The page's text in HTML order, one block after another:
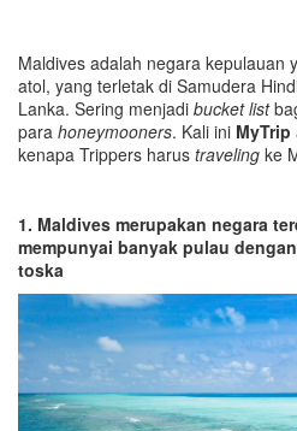
Maldives adalah negara kepulauan
atol, yang terletak di Samudera
Lanka. Sering menjadi bucket list
para honeymooners. Kali ini MyTrip
kenapa Trippers harus traveling ke
1. Maldives merupakan negara
mempunyai banyak pulau
toska